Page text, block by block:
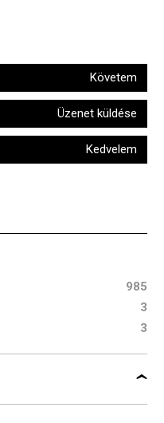
Követem
Üzenet küldése
Kedvelem
985
3
3